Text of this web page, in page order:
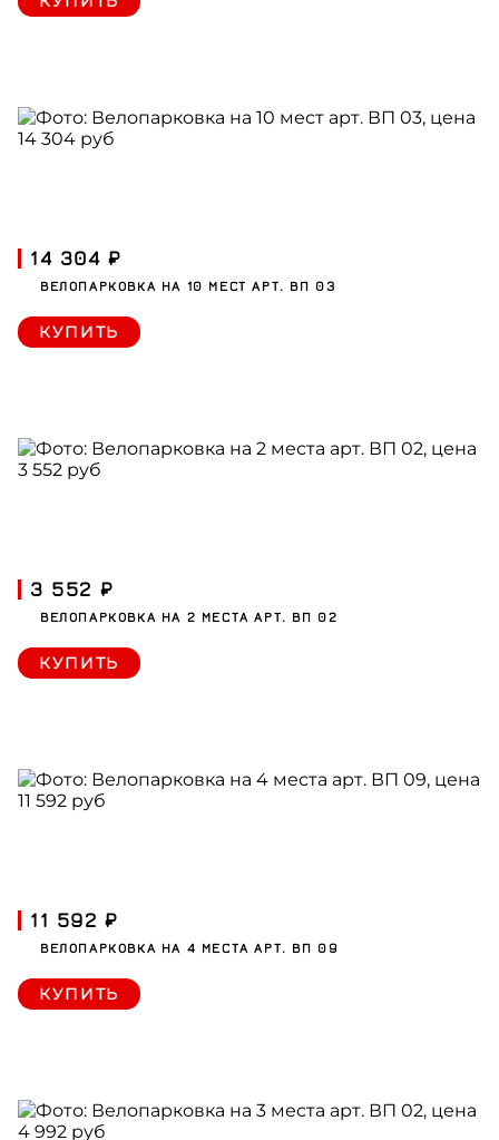
14 304 ₽
ВЕЛОПАРКОВКА НА 10 МЕСТ АРТ. ВП 03
КУПИТЬ
3 552 ₽
ВЕЛОПАРКОВКА НА 2 МЕСТА АРТ. ВП 02
КУПИТЬ
11 592 ₽
ВЕЛОПАРКОВКА НА 4 МЕСТА АРТ. ВП 09
КУПИТЬ